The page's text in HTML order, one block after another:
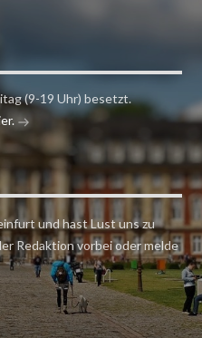
(9-19 Uhr) besetzt.
und hast Lust uns zu
Redaktion vorbei oder melde